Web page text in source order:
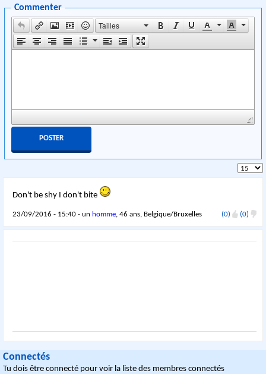
Commenter
Tailles
Don't be shy I don't bite
23/09/2016 - 15:40 - un homme, 46 ans, Belgique/Bruxelles (0) (0)
Connectés
Tu dois être connecté pour voir la liste des membres connectés